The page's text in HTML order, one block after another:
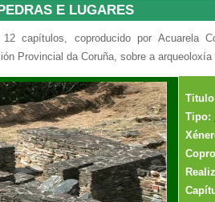
E LUGARES
capítulos, coproducido por Acuarela
Provincial da Coruña, sobre a
Tipo: